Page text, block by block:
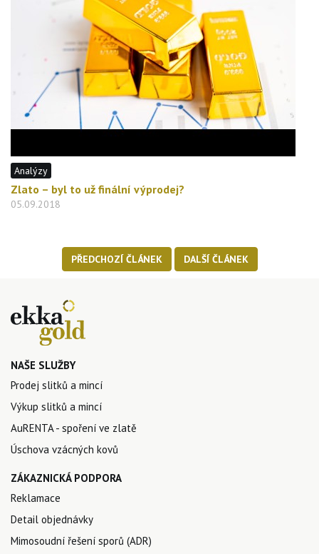
Analýzy
Zlato – byl to už finální výprodej?
05.09.2018
PŘEDCHOZÍ ČLÁNEK DALŠÍ ČLÁNEK
NAŠE SLUŽBY
Prodej slitků a mincí
Výkup slitků a mincí
AuRENTA - spoření ve zlatě
Úschova vzácných kovů
ZÁKAZNICKÁ PODPORA
Reklamace
Detail objednávky
Mimosoudní řešení sporů (ADR)